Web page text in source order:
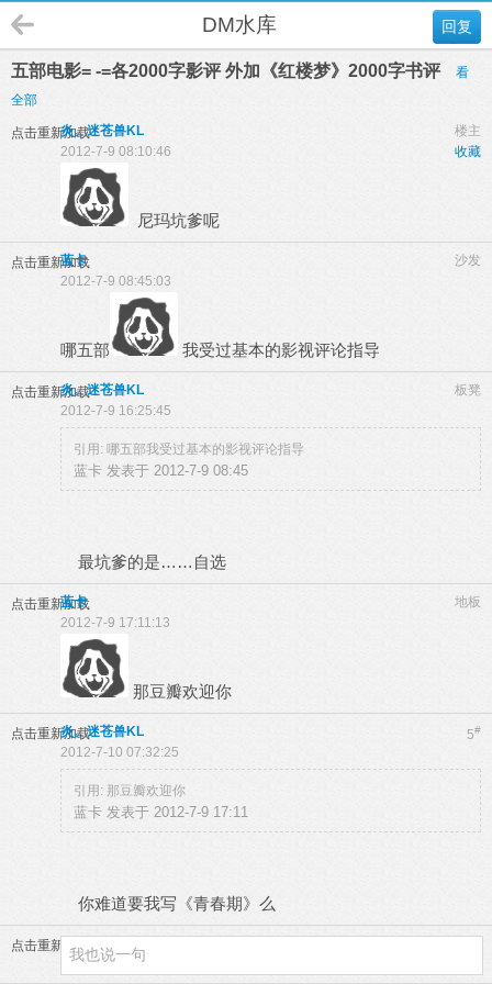
回复
DM水库
五部电影= -=各2000字影评 外加《红楼梦》2000字书评
看
全部
点击重新加载 楼主
炎。迷苍兽KL
收藏
2012-7-9 08:10:46
尼玛坑爹呢
点击重新加载 沙发
蓝卡
2012-7-9 08:45:03
哪五部 我受过基本的影视评论指导
点击重新加载 板凳
炎。迷苍兽KL
2012-7-9 16:25:45
引用: 哪五部我受过基本的影视评论指导
蓝卡 发表于 2012-7-9 08:45
最坑爹的是……自选
点击重新加载 地板
蓝卡
2012-7-9 17:11:13
那豆瓣欢迎你
点击重新加载 5#
炎。迷苍兽KL
2012-7-10 07:32:25
引用: 那豆瓣欢迎你
蓝卡 发表于 2012-7-9 17:11
你难道要我写《青春期》么
点击重新加载